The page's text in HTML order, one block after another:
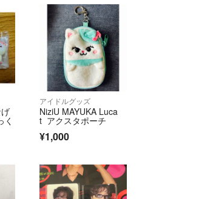
お返事をお願い致します。コメ
ります」でも構いません。返答
。
すがお互いに快いお取引をした
いたします(^^)
く
アイドルグッズ
NiziU MAYUKA Luca
t アクスタポーチ
¥1,000